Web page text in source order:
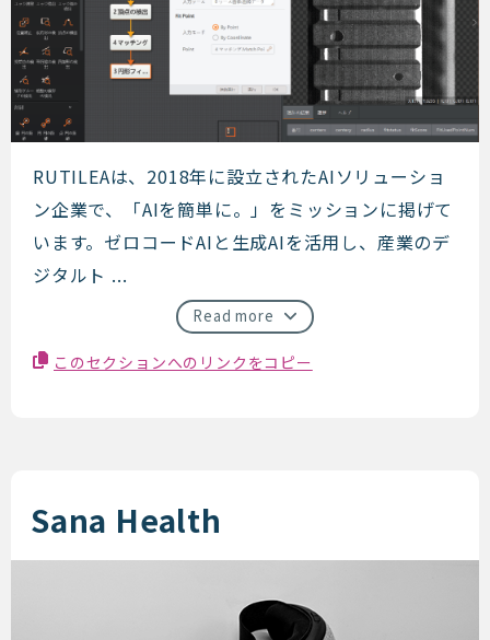
RUTILEA
RUTILEAは、2018年に設立されたAIソリューショ
ン企業で、「AIを簡単に。」をミッションに掲げて
います。ゼロコードAIと生成AIを活用し、産業のデ
ジタルト ...
Read more
このセクションへのリンクをコピー
Sana Health